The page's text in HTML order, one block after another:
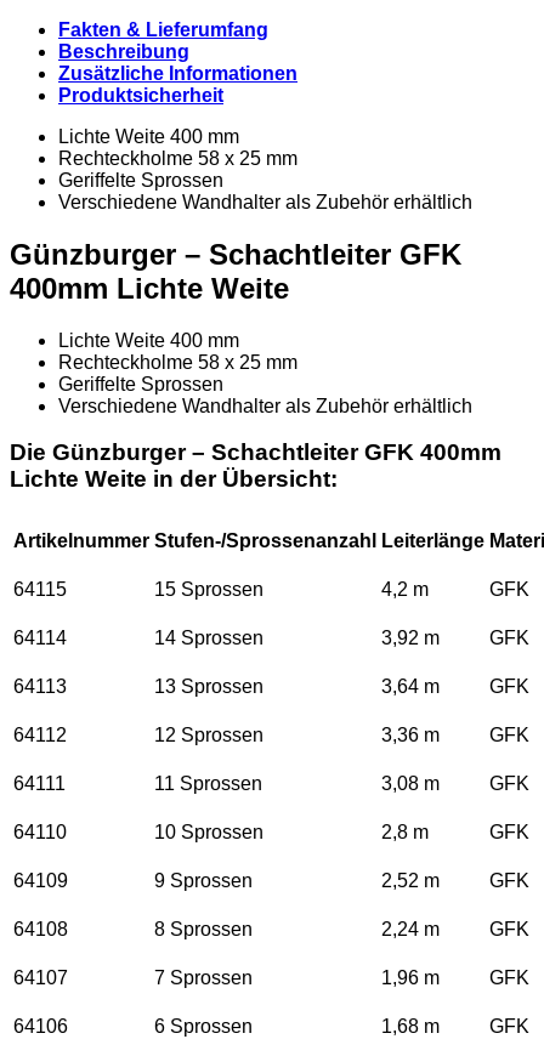
Fakten & Lieferumfang
Beschreibung
Zusätzliche Informationen
Produktsicherheit
Lichte Weite 400 mm
Rechteckholme 58 x 25 mm
Geriffelte Sprossen
Verschiedene Wandhalter als Zubehör erhältlich
Günzburger – Schachtleiter GFK
400mm Lichte Weite
Lichte Weite 400 mm
Rechteckholme 58 x 25 mm
Geriffelte Sprossen
Verschiedene Wandhalter als Zubehör erhältlich
Die Günzburger – Schachtleiter GFK 400mm
Lichte Weite in der Übersicht:
Artikelnummer Stufen-/Sprossenanzahl Leiterlänge
64115 15 Sprossen 4,2 m GFK
64114 14 Sprossen 3,92 m GFK
64113 13 Sprossen 3,64 m GFK
64112 12 Sprossen 3,36 m GFK
64111 11 Sprossen 3,08 m GFK
64110 10 Sprossen 2,8 m GFK
64109 9 Sprossen 2,52 m GFK
64108 8 Sprossen 2,24 m GFK
64107 7 Sprossen 1,96 m GFK
64106 6 Sprossen 1,68 m GFK